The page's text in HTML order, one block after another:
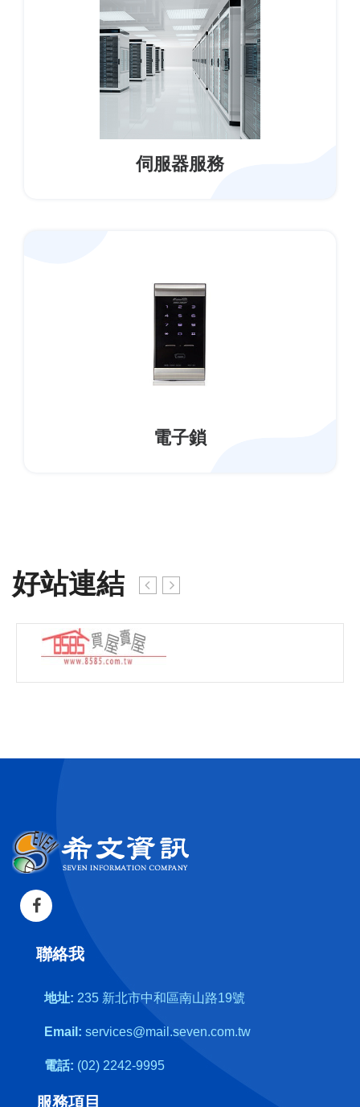
伺服器服務
電子鎖
好站連結
聯絡我
地址: 235 新北市中和區南山路19號
Email: services@mail.seven.com.tw
電話: (02) 2242-9995
服務項目